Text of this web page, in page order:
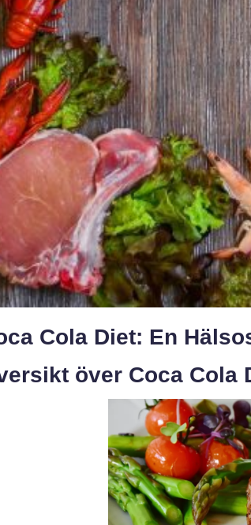
Cola Diet: En
över Coca Cola